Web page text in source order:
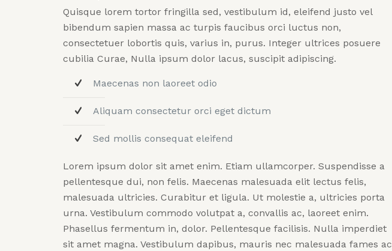
Quisque lorem tortor fringilla sed, vestibulum id, eleifend justo vel
bibendum sapien massa ac turpis faucibus orci luctus non,
consectetuer lobortis quis, varius in, purus. Integer ultrices posuere
cubilia Curae, Nulla ipsum dolor lacus, suscipit adipiscing.
Maecenas non laoreet odio
Aliquam consectetur orci eget dictum
Sed mollis consequat eleifend
Lorem ipsum dolor sit amet enim. Etiam ullamcorper. Suspendisse a
pellentesque dui, non felis. Maecenas malesuada elit lectus felis,
malesuada ultricies. Curabitur et ligula. Ut molestie a, ultricies porta
urna. Vestibulum commodo volutpat a, convallis ac, laoreet enim.
Phasellus fermentum in, dolor. Pellentesque facilisis. Nulla imperdiet
sit amet magna. Vestibulum dapibus, mauris nec malesuada fames ac